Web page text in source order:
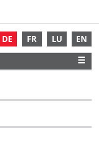
DE FR LU EN